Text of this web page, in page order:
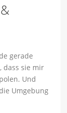
gerade
dass sie mir
Und
Umgebung